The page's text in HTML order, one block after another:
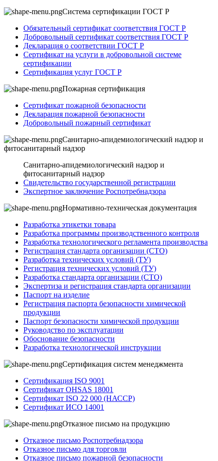
Система сертификации ГОСТ Р
Обязательный сертификат соответствия ГОСТ Р
Добровольный сертификат соответствия ГОСТ Р
Декларация о соответствии ГОСТ Р
Сертификат на услуги в добровольной системе
сертификации
Сертификация услуг ГОСТ Р
Пожарная сертификация
Сертификат пожарной безопасности
Декларация пожарной безопасности
Добровольный пожарный сертификат
Санитарно-апидемиологический надзор и
фитосанитарный надзор
Санитарно-апидемиологический надзор и
фитосанитарный надзор
Свидетельство государственной регистрации
Экспертное заключение Роспотребнадзора
Нормативно-техническая документация
Разработка этикетки товара
Разработка программы производственного контроля
Разработка технологического регламента производства
Регистрация стандарта организации (СТО)
Разработка технических условий (ТУ)
Регистрация технических условий (ТУ)
Разработка стандарта организации (СТО)
Экспертиза и регистрация стандарта организации
Паспорт на изделие
Регистрация паспорта безопасности химической
продукции
Паспорт безопасности химической продукции
Руководство по эксплуатации
Обоснование безопасности
Разработка технологической инструкции
Сертификация систем менеджмента
Сертификация ISO 9001
Сертификат OHSAS 18001
Сертификат ISO 22 000 (НАССР)
Сертификат ИСО 14001
Отказное письмо на продукцию
Отказное письмо Роспотребнадзора
Отказное письмо для торговли
Отказное письмо пожарной безопасности